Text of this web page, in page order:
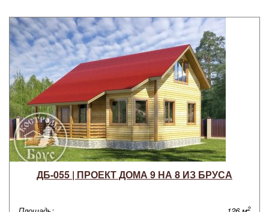
ДБ-055 | ПРОЕКТ ДОМА 9 НА 8 ИЗ БРУСА
2